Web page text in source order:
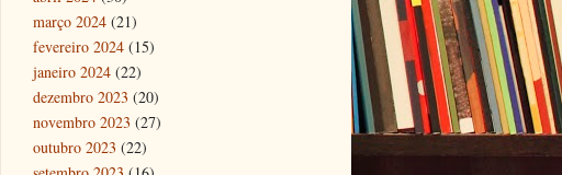
março 2024 (21)
fevereiro 2024 (15)
janeiro 2024 (22)
dezembro 2023 (20)
novembro 2023 (27)
outubro 2023 (22)